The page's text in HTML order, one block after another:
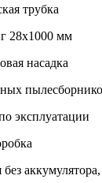
трубка
28х1000 мм
насадка
эксплуатации
без